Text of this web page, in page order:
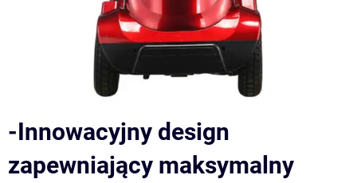
-Innowacyjny design
zapewniający maksymalny